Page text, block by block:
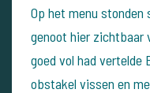
Op het menu
genoot hier zichtbaar
goed vol had vertelde
obstakel vissen en